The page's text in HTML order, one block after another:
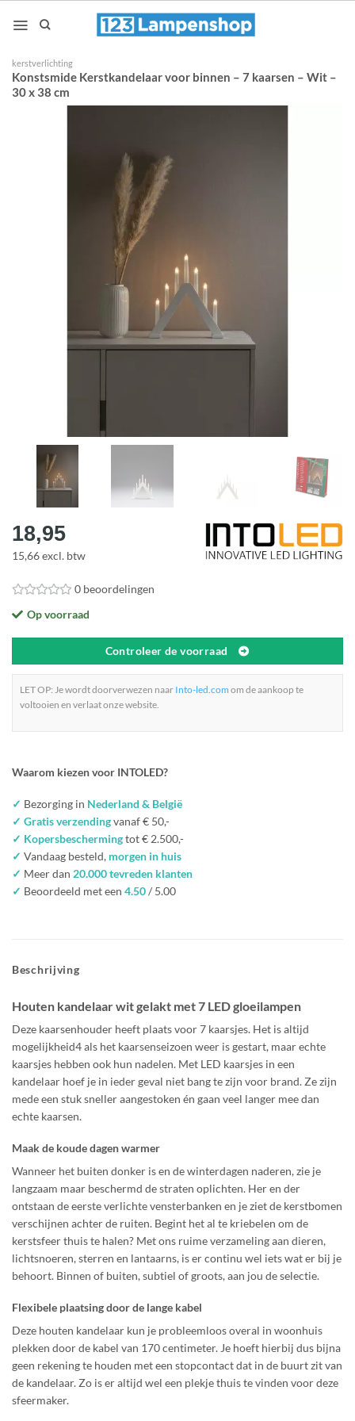
naar
kerstverlichting
Konstsmide Kerstkandelaar voor binnen – 7 kaarsen – Wit –
30 x 38 cm
18,95
15,66 excl. btw
0 beoordelingen
Op voorraad
Controleer de voorraad
LET OP: Je wordt doorverwezen naar Into-led.com om de aankoop te
voltooien en verlaat onze website.
Waarom kiezen voor INTOLED?
✓ Bezorging in Nederland & België
✓ Gratis verzendingvanaf € 50,-
✓ Kopersbeschermingtot € 2.500,-
✓ Vandaag besteld, morgen in huis
✓ Meer dan 20.000 tevreden klanten
✓ Beoordeeld met een 4.50/ 5.00
Beschrijving
Houten kandelaar wit gelakt met 7 LED gloeilampen
Deze kaarsenhouder heeft plaats voor 7 kaarsjes. Het is altijd
mogelijkheid4 als het kaarsenseizoen weer is gestart, maar echte
kaarsjes hebben ook hun nadelen. Met LED kaarsjes in een
kandelaar hoef je in ieder geval niet bang te zijn voor brand. Ze zijn
mede een stuk sneller aangestoken én gaan veel langer mee dan
echte kaarsen.
Maak de koude dagen warmer
Wanneer het buiten donker is en de winterdagen naderen, zie je
langzaam maar beschermd de straten oplichten. Her en der
ontstaan de eerste verlichte vensterbanken en je ziet de kerstbomen
verschijnen achter de ruiten. Begint het al te kriebelen om de
kerstsfeer thuis te halen? Met ons ruime verzameling aan dieren,
lichtsnoeren, sterren en lantaarns, is er continu wel iets wat er bij je
behoort. Binnen of buiten, subtiel of groots, aan jou de selectie.
Flexibele plaatsing door de lange kabel
Deze houten kandelaar kun je probleemloos overal in woonhuis
plekken door de kabel van 170 centimeter. Je hoeft hierbij dus bijna
geen rekening te houden met een stopcontact dat in de buurt zit van
de kandelaar. Zo is er altijd wel een plekje thuis te vinden voor deze
sfeermaker.